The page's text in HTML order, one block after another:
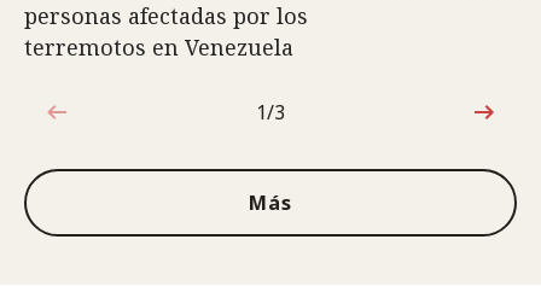
personas afectadas por los
terremotos en Venezuela
1de3
1/3
Más